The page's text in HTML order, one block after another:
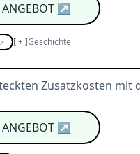
↗
[+]Geschichte
Zusatzkosten mit
↗